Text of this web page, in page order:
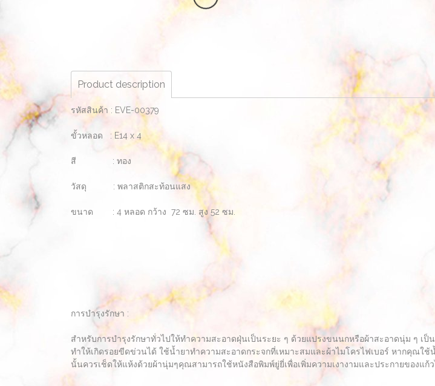
Product description
รหัสสินค้า : EVE-00379
ขั้วหลอด : E14 x 4
สี : ทอง
วัสดุ : พลาสติกสะท้อนแสง
ขนาด : 4 หลอด กว้าง 72 ซม. สูง 52 ซม.
การบำรุงรักษา :
สำหรับการบำรุงรักษาทั่วไปให้ทำความสะอาดฝุ่นเป็นระยะ ๆ ด้วยแปรงขนนกหรือผ้าสะอาดนุ่ม ๆ เ
ทำให้เกิดรอยขีดข่วนได้ ใช้น้ำยาทำความสะอาดกระจกที่เหมาะสมและผ้าไมโครไฟเบอร์ หากคุณใ
นั้นควรเช็ดให้แห้งด้วยผ้านุ่มๆคุณสามารถใช้หนังสือพิมพ์ยู่ยี่เพื่อเพิ่มความเงางามและประกายของแก้ว